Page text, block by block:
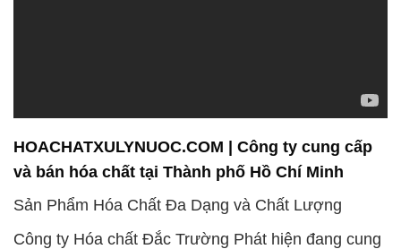
HOACHATXULYNUOC.COM | Công ty cung cấp
và bán hóa chất tại Thành phố Hồ Chí Minh
Sản Phẩm Hóa Chất Đa Dạng và Chất Lượng
Công ty Hóa chất Đắc Trường Phát hiện đang cung